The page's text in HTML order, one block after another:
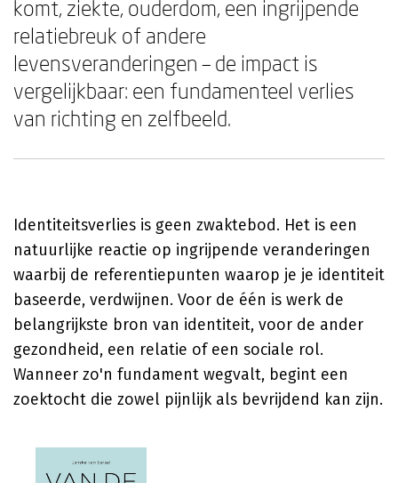
komt, ziekte, ouderdom, een ingrijpende
relatiebreuk of andere
levensveranderingen – de impact is
vergelijkbaar: een fundamenteel verlies
van richting en zelfbeeld.
Identiteitsverlies is geen zwaktebod. Het is een
natuurlijke reactie op ingrijpende veranderingen
waarbij de referentiepunten waarop je je identiteit
baseerde, verdwijnen. Voor de één is werk de
belangrijkste bron van identiteit, voor de ander
gezondheid, een relatie of een sociale rol.
Wanneer zo'n fundament wegvalt, begint een
zoektocht die zowel pijnlijk als bevrijdend kan zijn.